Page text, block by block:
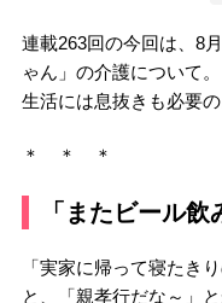
連載263回の今回は、8
ゃん」の介護について
生活には息抜きも必要の
＊ ＊ ＊
「またビール飲
「実家に帰って寝たき
と、「親孝行だな～」